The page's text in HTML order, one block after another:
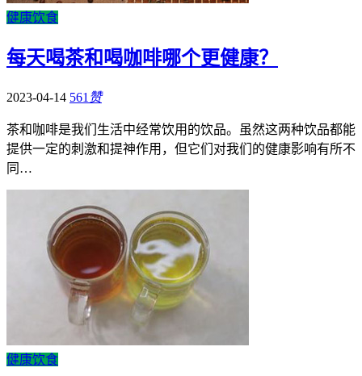
健康饮食
每天喝茶和喝咖啡哪个更健康？
2023-04-14 561 赞
茶和咖啡是我们生活中经常饮用的饮品。虽然这两种饮品都能
提供一定的刺激和提神作用，但它们对我们的健康影响有所不
同…
健康饮食